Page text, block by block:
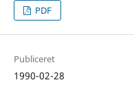
PDF
Publiceret
1990-02-28